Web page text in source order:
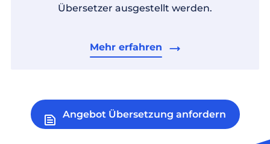
Übersetzer ausgestellt werden.
Mehr erfahren
Angebot Übersetzung anfordern